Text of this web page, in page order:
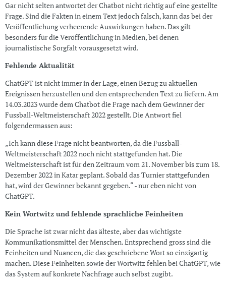
Gar nicht selten antwortet der Chatbot nicht richtig auf eine gestellte
Frage. Sind die Fakten in einem Text jedoch falsch, kann das bei der
Veröffentlichung verheerende Auswirkungen haben. Das gilt
besonders für die Veröffentlichung in Medien, bei denen
journalistische Sorgfalt vorausgesetzt wird.
Fehlende Aktualität
ChatGPT ist nicht immer in der Lage, einen Bezug zu aktuellen
Ereignissen herzustellen und den entsprechenden Text zu liefern. Am
14.03.2023 wurde dem Chatbot die Frage nach dem Gewinner der
Fussball-Weltmeisterschaft 2022 gestellt. Die Antwort fiel
folgendermassen aus:
„Ich kann diese Frage nicht beantworten, da die Fussball-
Weltmeisterschaft 2022 noch nicht stattgefunden hat. Die
Weltmeisterschaft ist für den Zeitraum vom 21. November bis zum 18.
Dezember 2022 in Katar geplant. Sobald das Turnier stattgefunden
hat, wird der Gewinner bekannt gegeben.“ - nur eben nicht von
ChatGPT.
Kein Wortwitz und fehlende sprachliche Feinheiten
Die Sprache ist zwar nicht das älteste, aber das wichtigste
Kommunikationsmittel der Menschen. Entsprechend gross sind die
Feinheiten und Nuancen, die das geschriebene Wort so einzigartig
machen. Diese Feinheiten sowie der Wortwitz fehlen bei ChatGPT, wie
das System auf konkrete Nachfrage auch selbst zugibt.